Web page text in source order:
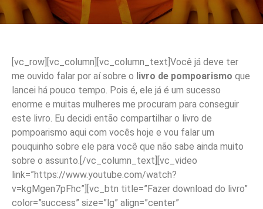
[vc_row][vc_column][vc_column_text]Você já deve ter
me ouvido falar por aí sobre o livro de pompoarismo que
lancei há pouco tempo. Pois é, ele já é um sucesso
enorme e muitas mulheres me procuram para conseguir
este livro. Eu decidi então compartilhar o livro de
pompoarismo aqui com vocês hoje e vou falar um
pouquinho sobre ele para você que não sabe ainda muito
sobre o assunto.[/vc_column_text][vc_video
link=”https://www.youtube.com/watch?
v=kgMgen7pFhc”][vc_btn title=”Fazer download do livro”
color=”success” size=”lg” align=”center”